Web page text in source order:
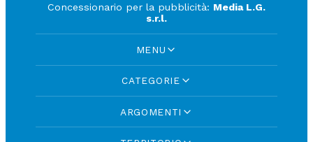
Concessionario per la pubblicità: Media L.G.
s.r.l.
MENU
CATEGORIE
ARGOMENTI